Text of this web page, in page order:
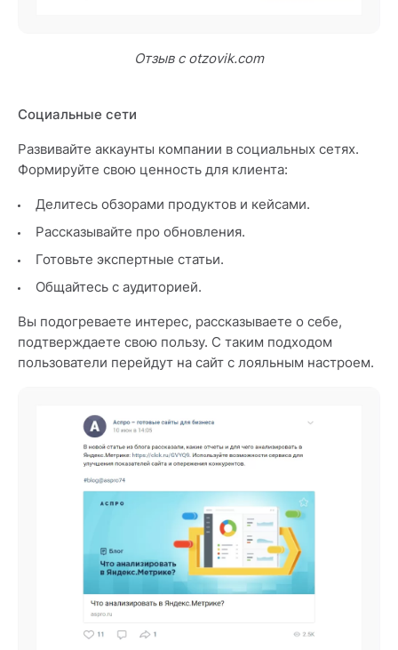
Отзыв с otzovik.com
Социальные сети
Развивайте аккаунты компании в социальных сетях.
Формируйте свою ценность для клиента:
Делитесь обзорами продуктов и кейсами.
Рассказывайте про обновления.
Готовьте экспертные статьи.
Общайтесь с аудиторией.
Вы подогреваете интерес, рассказываете о себе,
подтверждаете свою пользу. С таким подходом
пользователи перейдут на сайт с лояльным настроем.